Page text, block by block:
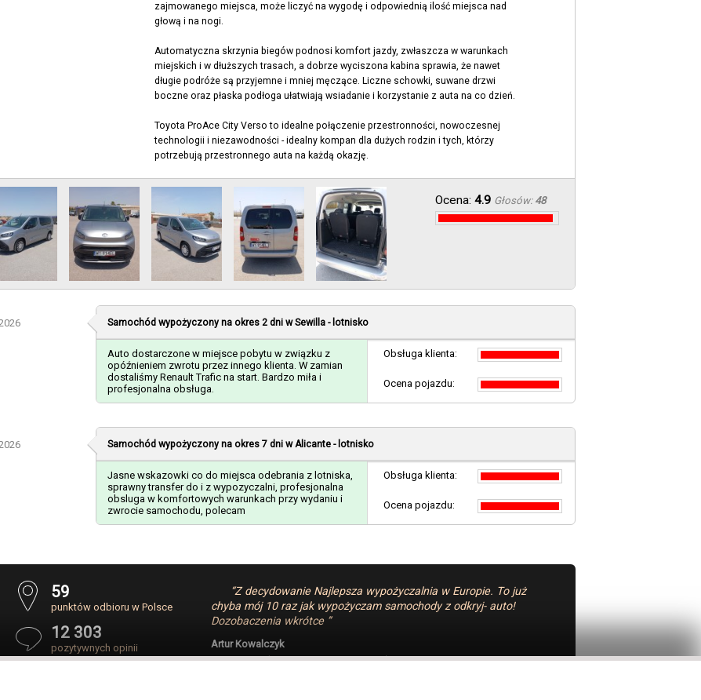
zajmowanego miejsca, może liczyć na wygodę i odpowiednią ilość miejsca nad
głową i na nogi.
Automatyczna skrzynia biegów podnosi komfort jazdy, zwłaszcza w warunkach
miejskich i w dłuższych trasach, a dobrze wyciszona kabina sprawia, że nawet
długie podróże są przyjemne i mniej męczące. Liczne schowki, suwane drzwi
boczne oraz płaska podłoga ułatwiają wsiadanie i korzystanie z auta na co dzień.
Toyota ProAce City Verso to idealne połączenie przestronności, nowoczesnej
technologii i niezawodności - idealny kompan dla dużych rodzin i tych, którzy
potrzebują przestronnego auta na każdą okazję.
Ocena: 4.9 Głosów: 48
Samochód wypożyczony na okres 2 dni wSewilla - lotnisko
Auto dostarczone w miejsce pobytu w związku z
opóźnieniem zwrotu przez innego klienta. W zamian
dostaliśmy Renault Trafic na start. Bardzo miła i
profesjonalna obsługa.
Obsługa klienta:
Ocena pojazdu:
Samochód wypożyczony na okres 7 dni wAlicante - lotnisko
Jasne wskazowki co do miejsca odebrania z lotniska,
sprawny transfer do i z wypozyczalni, profesjonalna
obsluga w komfortowych warunkach przy wydaniu i
zwrocie samochodu, polecam
Obsługa klienta:
Ocena pojazdu:
59
punktów odbioru w Polsce
12 303
pozytywnych opinii
“Z decydowanie Najlepsza wypożyczalnia w Europie. To już
chyba mój 10 raz jak wypożyczam samochody z odkryj- auto!
Dozobaczenia wkrótce ”
Artur Kowalczyk
07-08-2026 - (Warszawa - lotnisko Modlin)